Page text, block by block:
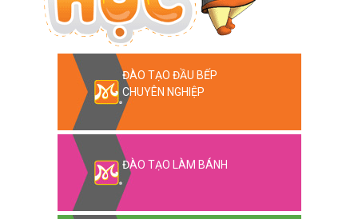
ĐÀO TẠO ĐẦU BẾP
CHUYÊN NGHIỆP
ĐÀO TẠO LÀM BÁNH